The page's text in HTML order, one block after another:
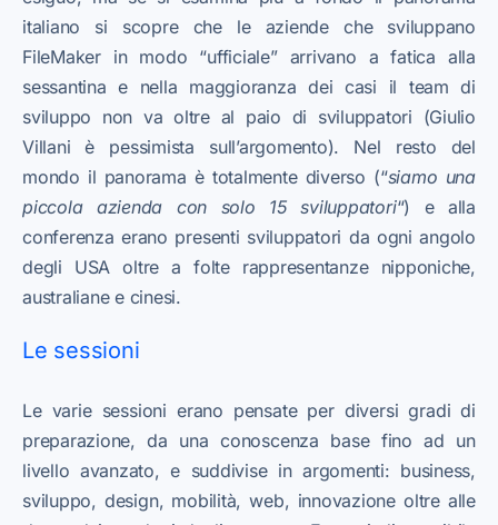
italiano si scopre che le aziende che sviluppano
FileMaker in modo “ufficiale” arrivano a fatica alla
sessantina e nella maggioranza dei casi il team di
sviluppo non va oltre al paio di sviluppatori (Giulio
Villani è pessimista sull’argomento). Nel resto del
mondo il panorama è totalmente diverso (“siamo una
piccola azienda con solo 15 sviluppatori“) e alla
conferenza erano presenti sviluppatori da ogni angolo
degli USA oltre a folte rappresentanze nipponiche,
australiane e cinesi.
Le sessioni
Le varie sessioni erano pensate per diversi gradi di
preparazione, da una conoscenza base fino ad un
livello avanzato, e suddivise in argomenti: business,
sviluppo, design, mobilità, web, innovazione oltre alle